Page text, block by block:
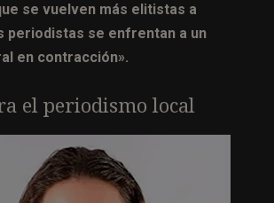
se vuelven más elitistas a
periodistas se enfrentan a un
en contracción».
el periodismo local